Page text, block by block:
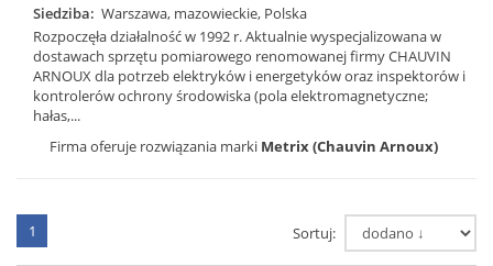
Siedziba: Warszawa, mazowieckie, Polska
Rozpoczęła działalność w 1992 r. Aktualnie wyspecjalizowana w
dostawach sprzętu pomiarowego renomowanej firmy CHAUVIN
ARNOUX dla potrzeb elektryków i energetyków oraz inspektorów i
kontrolerów ochrony środowiska (pola elektromagnetyczne;
hałas,...
Firma oferuje rozwiązania marki Metrix (Chauvin Arnoux)
1 Sortuj: